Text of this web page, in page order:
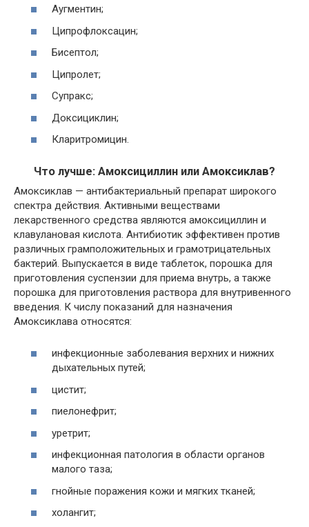
Аугментин;
Ципрофлоксацин;
Бисептол;
Ципролет;
Супракс;
Доксициклин;
Кларитромицин.
Что лучше: Амоксициллин или Амоксиклав?
Амоксиклав — антибактериальный препарат широкого
спектра действия. Активными веществами
лекарственного средства являются амоксициллин и
клавулановая кислота. Антибиотик эффективен против
различных грамположительных и грамотрицательных
бактерий. Выпускается в виде таблеток, порошка для
приготовления суспензии для приема внутрь, а также
порошка для приготовления раствора для внутривенного
введения. К числу показаний для назначения
Амоксиклава относятся:
инфекционные заболевания верхних и нижних
дыхательных путей;
цистит;
пиелонефрит;
уретрит;
инфекционная патология в области органов
малого таза;
гнойные поражения кожи и мягких тканей;
холангит;